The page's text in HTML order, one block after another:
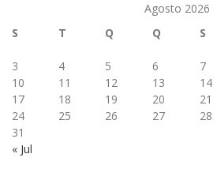
Agosto 2026
S
T Q Q S
« Jul
3
4 5 6 7
10
11 12 13 14
17
18 19 20 21
24
25 26 27 28
31